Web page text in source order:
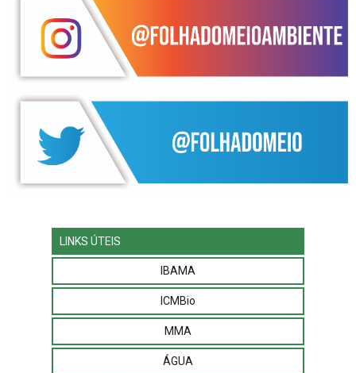
LINKS ÚTEIS
IBAMA
ICMBio
MMA
ÁGUA